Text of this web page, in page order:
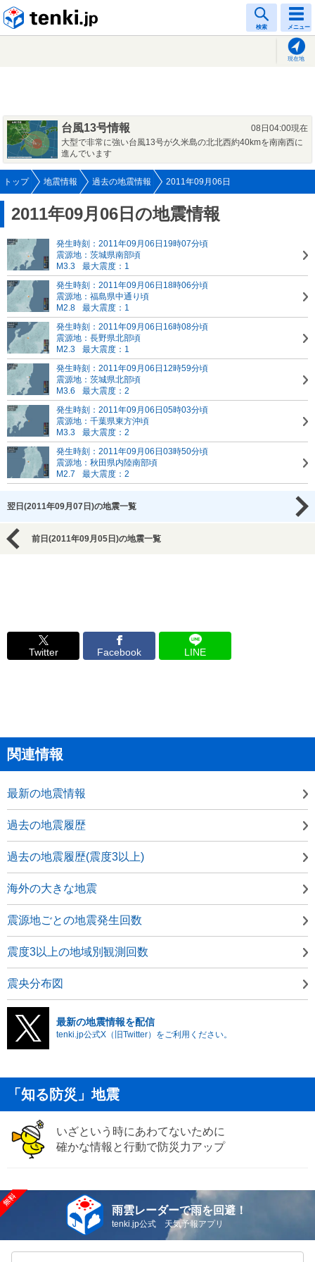
検索 メニュー
現在地
台風13号情報
08日04:00現在
大型で非常に強い台風13号が久米島の北北西約40kmを南南西に
進んでいます
トップ 地震情報 過去の地震情報 2011年09月06日
2011年09月06日の地震情報
発生時刻：2011年09月06日19時07分頃
震源地：茨城県南部頃
M3.3
最大震度：1
発生時刻：2011年09月06日18時06分頃
震源地：福島県中通り頃
M2.8
最大震度：1
発生時刻：2011年09月06日16時08分頃
震源地：長野県北部頃
M2.3
最大震度：1
発生時刻：2011年09月06日12時59分頃
震源地：茨城県北部頃
M3.6
最大震度：2
発生時刻：2011年09月06日05時03分頃
震源地：千葉県東方沖頃
M3.3
最大震度：2
発生時刻：2011年09月06日03時50分頃
震源地：秋田県内陸南部頃
M2.7
最大震度：2
翌日(2011年09月07日)の地震一覧
前日(2011年09月05日)の地震一覧
Twitter Facebook LINE
関連情報
最新の地震情報
過去の地震履歴
過去の地震履歴(震度3以上)
海外の大きな地震
震源地ごとの地震発生回数
震度3以上の地域別観測回数
震央分布図
最新の地震情報を配信
tenki.jp公式X（旧Twitter）をご利用ください。
「知る防災」地震
いざという時にあわてないために
確かな情報と行動で防災力アップ
雨雲レーダーで雨を回避！
tenki.jp公式 天気予報アプリ